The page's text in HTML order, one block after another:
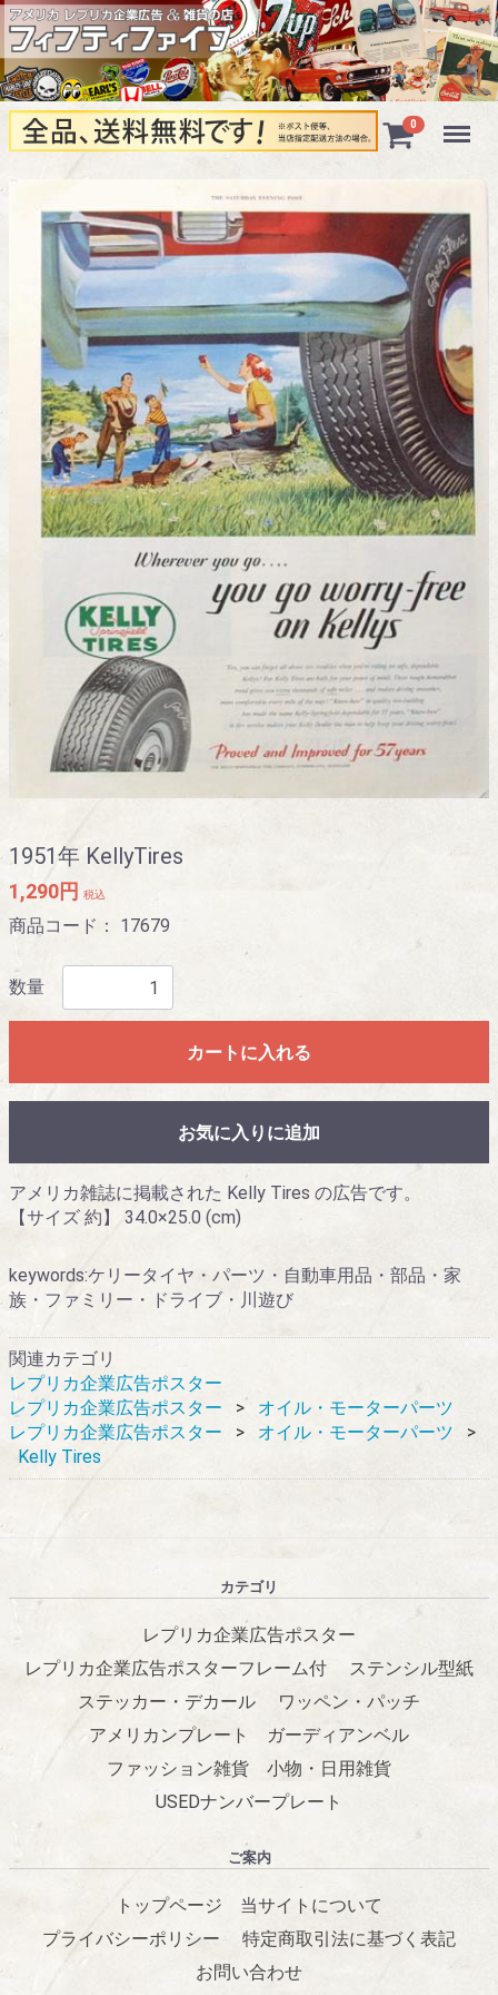
0 Menu
1951年 KellyTires
1,290円 税込
商品コード： 17679
数量
カートに入れる
お気に入りに追加
アメリカ雑誌に掲載された Kelly Tires の広告です。
【サイズ 約】 34.0×25.0 (cm)
keywords:ケリータイヤ・パーツ・自動車用品・部品・家
族・ファミリー・ドライブ・川遊び
関連カテゴリ
レプリカ企業広告ポスター
レプリカ企業広告ポスター
オイル・モーターパーツ
レプリカ企業広告ポスター
オイル・モーターパーツ
Kelly Tires
カテゴリ
レプリカ企業広告ポスター
レプリカ企業広告ポスターフレーム付
ステンシル型紙
ステッカー・デカール
ワッペン・パッチ
アメリカンプレート
ガーディアンベル
ファッション雑貨
小物・日用雑貨
USEDナンバープレート
ご案内
トップページ
当サイトについて
プライバシーポリシー
特定商取引法に基づく表記
お問い合わせ